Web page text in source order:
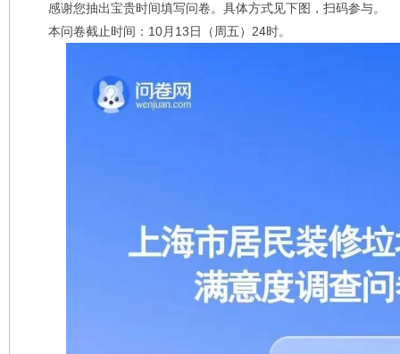
感谢您抽出宝贵时间填写问卷。具体方式见下图，扫码参与。
本问卷截止时间：10月13日（周五）24时。